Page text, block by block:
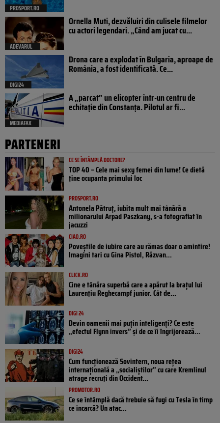
PROSPORT.RO
ADEVARUL
Ornella Muti, dezvăluiri din culisele filmelor
cu actori legendari. „Când am jucat cu...
DIGI24
Drona care a explodat în Bulgaria, aproape de
România, a fost identificată. Ce...
MEDIAFAX
A „parcat” un elicopter într-un centru de
echitație din Constanța. Pilotul ar fi...
PARTENERI
CE SE ÎNTÂMPLĂ DOCTORE?
TOP 40 – Cele mai sexy femei din lume! Ce dietă
ține ocupanta primului loc
PROSPORT.RO
Antonela Pătruț, iubita mult mai tânără a
milionarului Arpad Paszkany, s-a fotografiat în
jacuzzi
CIAO.RO
Poveştile de iubire care au rămas doar o amintire!
Imagini tari cu Gina Pistol, Răzvan...
CLICK.RO
Cine e tânăra superbă care a apărut la brațul lui
Laurențiu Reghecampf junior. Cât de...
DIGI 24
Devin oamenii mai puțin inteligenți? Ce este
„efectul Flynn invers” și de ce îi îngrijorează...
DIGI24
Cum funcționează Sovintern, noua rețea
internațională a „socialiștilor” cu care Kremlinul
atrage recruți din Occident...
PROMOTOR.RO
Ce se întâmplă dacă trebuie să fugi cu Tesla în timp
ce încarcă? Un atac...